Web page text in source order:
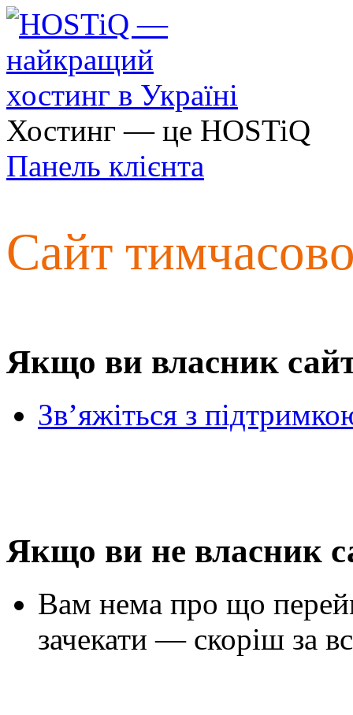
Хостинг — це HOSTiQ
Панель клієнта
Сайт
Якщо ви власник
Зв’яжіться з
Якщо ви не власник
Вам нема про що
зачекати — скоріш за